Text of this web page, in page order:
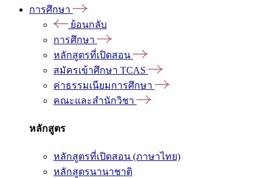
การศึกษา
ย้อนกลับ
การศึกษา
หลักสูตรที่เปิดสอน
สมัครเข้าศึกษา TCAS
ค่าธรรมเนียมการศึกษา
คณะและสำนักวิชา
หลักสูตร
หลักสูตรที่เปิดสอน (ภาษาไทย)
หลักสูตรนานาชาติ